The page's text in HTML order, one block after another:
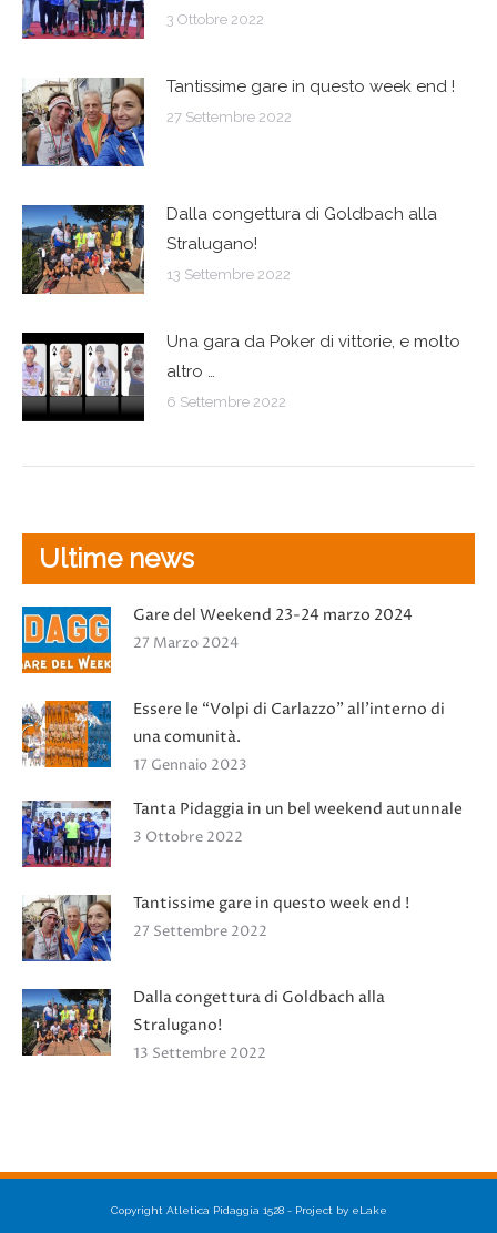
3 Ottobre 2022
Tantissime gare in questo week end !
27 Settembre 2022
Dalla congettura di Goldbach alla
Stralugano!
13 Settembre 2022
Una gara da Poker di vittorie, e molto
altro …
6 Settembre 2022
Ultime news
Gare del Weekend 23-24 marzo 2024
27 Marzo 2024
Essere le “Volpi di Carlazzo” all’interno di
una comunità.
17 Gennaio 2023
Tanta Pidaggia in un bel weekend autunnale
3 Ottobre 2022
Tantissime gare in questo week end !
27 Settembre 2022
Dalla congettura di Goldbach alla
Stralugano!
13 Settembre 2022
Copyright Atletica Pidaggia 1528 - Project by eLake